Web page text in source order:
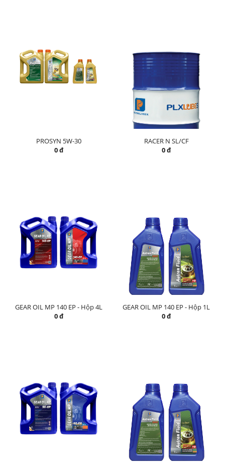
PROSYN 5W-30
0 đ
RACER N SL/CF
0 đ
GEAR OIL MP 140 EP - Hộp 4L
0 đ
GEAR OIL MP 140 EP - Hộp 1L
0 đ